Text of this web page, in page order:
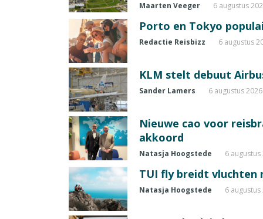
Maarten Veeger 6 augustus
Porto en Tokyo
Redactie Reisbizz 6 augustus
KLM stelt debuut
Sander Lamers 6 augustus 2026
Nieuwe cao voor
akkoord
Natasja Hoogstede 6 augustus
TUI fly breidt vluchten
Natasja Hoogstede 6 augustus